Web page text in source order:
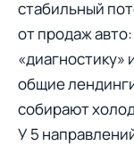
стабильный
от продаж
общие
собирают
У 5